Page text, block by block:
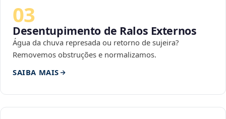
03
Desentupimento de Ralos Externos
Água da chuva represada ou retorno de sujeira?
Removemos obstruções e normalizamos.
SAIBA MAIS